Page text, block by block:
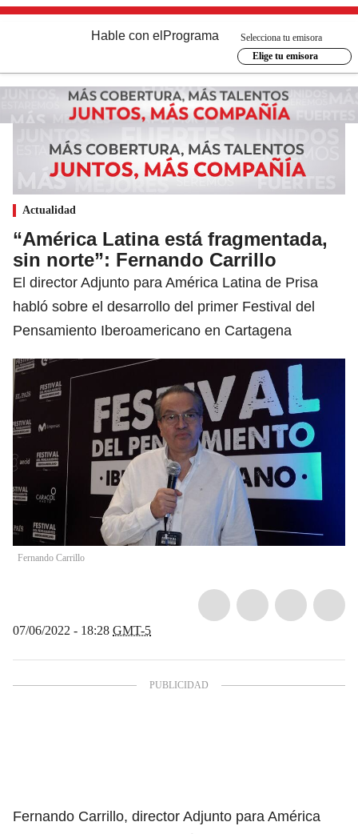
Hable con el Programa
Selecciona tu emisora
Elige tu emisora
Actualidad
“América Latina está fragmentada,
sin norte”: Fernando Carrillo
El director Adjunto para América Latina de Prisa
habló sobre el desarrollo del primer Festival del
Pensamiento Iberoamericano en Cartagena
Fernando Carrillo
07/06/2022 - 18:28 GMT-5
Fernando Carrillo, director Adjunto para América